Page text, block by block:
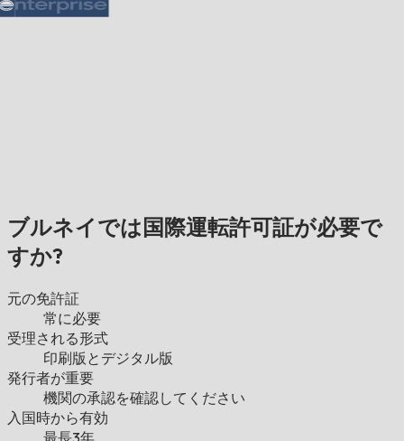
ブルネイでは国際運転許可証が必要で
すか?
元の免許証
常に必要
受理される形式
印刷版とデジタル版
発行者が重要
機関の承認を確認してください
入国時から有効